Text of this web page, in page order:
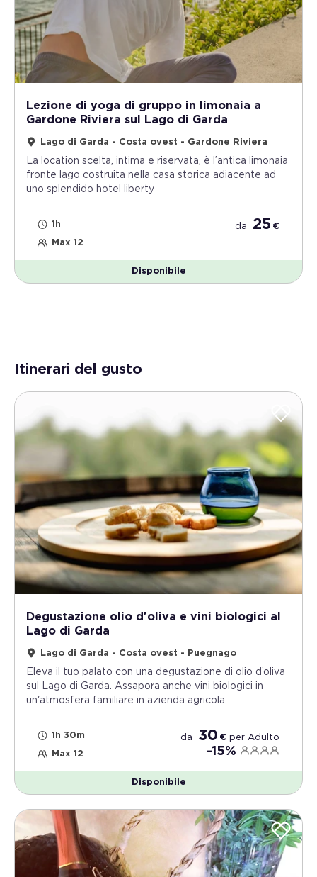
Lezione di yoga di gruppo in limonaia a
Gardone Riviera sul Lago di Garda
Lago di Garda - Costa ovest - Gardone Riviera
La location scelta, intima e riservata, è l’antica limonaia
fronte lago costruita nella casa storica adiacente ad
uno splendido hotel liberty
1h
Max 12
da 25 €
Disponibile
Itinerari del gusto
Degustazione olio d'oliva e vini biologici al
Lago di Garda
Lago di Garda - Costa ovest - Puegnago
Eleva il tuo palato con una degustazione di olio d’oliva
sul Lago di Garda. Assapora anche vini biologici in
un'atmosfera familiare in azienda agricola.
1h 30m
Max 12
da 30 € per Adulto
-15%
Disponibile